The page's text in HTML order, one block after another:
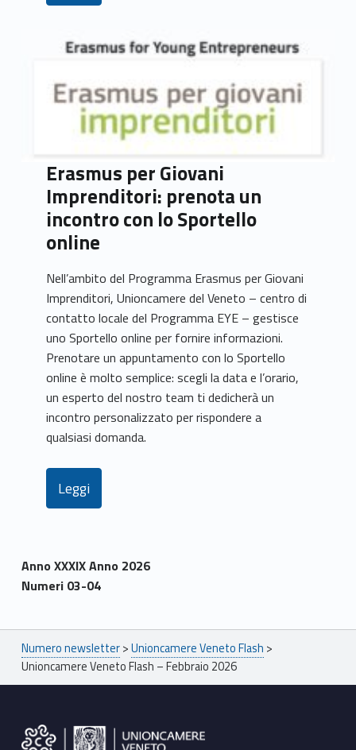
Erasmus per Giovani
Imprenditori: prenota un
incontro con lo Sportello
online
Nell’ambito del Programma Erasmus per Giovani
Imprenditori, Unioncamere del Veneto – centro di
contatto locale del Programma EYE – gestisce
uno Sportello online per fornire informazioni.
Prenotare un appuntamento con lo Sportello
online è molto semplice: scegli la data e l’orario,
un esperto del nostro team ti dedicherà un
incontro personalizzato per rispondere a
qualsiasi domanda.
Leggi
Anno XXXIX Anno 2026
Numeri 03-04
Breadcrumbs navigation
Numero newsletter>Unioncamere Veneto Flash >
Unioncamere Veneto Flash – Febbraio 2026